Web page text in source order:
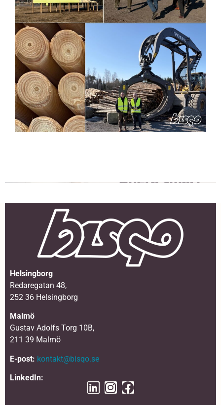
Helsingborg
Redaregatan 48,
252 36 Helsingborg
Malmö
Gustav Adolfs Torg 10B,
211 39 Malmö
E-post: kontakt@bisqo.se
LinkedIn: